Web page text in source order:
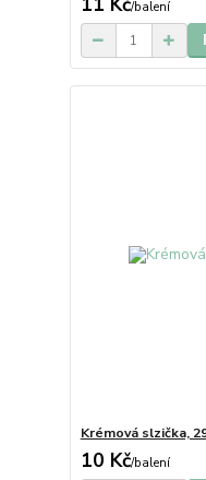
/balení
Krémová slzička,
10 Kč/balení